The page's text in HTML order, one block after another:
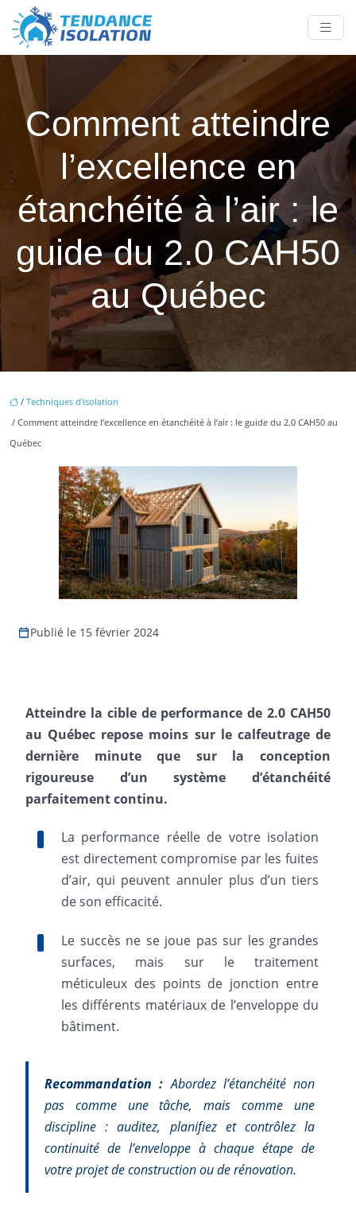
Comment atteindre
l’excellence en
étanchéité à l’air : le
guide du 2.0 CAH50
au Québec
/ Techniques d'isolation
/ Comment atteindre l’excellence en étanchéité à l’air : le guide du 2.0 CAH50 au
Québec
Publié le 15 février 2024
Atteindre la cible de performance de 2.0 CAH50
au Québec repose moins sur le calfeutrage de
dernière minute que sur la conception
rigoureuse d’un système d’étanchéité
parfaitement continu.
La performance réelle de votre isolation
est directement compromise par les fuites
d’air, qui peuvent annuler plus d’un tiers
de son efficacité.
Le succès ne se joue pas sur les grandes
surfaces, mais sur le traitement
méticuleux des points de jonction entre
les différents matériaux de l’enveloppe du
bâtiment.
Recommandation : Abordez l’étanchéité non
pas comme une tâche, mais comme une
discipline : auditez, planifiez et contrôlez la
continuité de l’enveloppe à chaque étape de
votre projet de construction ou de rénovation.